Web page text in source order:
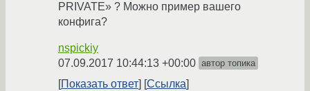
PRIVATE» ? Можно пример вашего
конфига?
nspickiy
07.09.2017 10:44:13 +00:00 автор топика
Показать ответ Ссылка